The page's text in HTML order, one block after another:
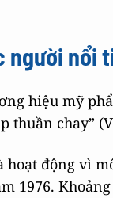
người nổi
hiệu mỹ
thuần chay”
hoạt động vì
1976.